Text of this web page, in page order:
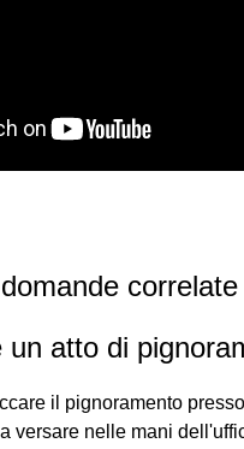
correlate
un atto di
il pignoramento
versare nelle mani